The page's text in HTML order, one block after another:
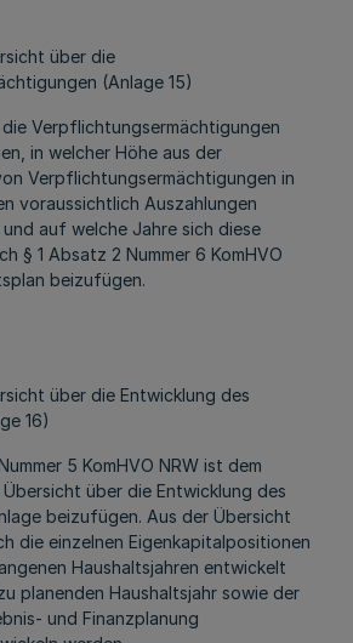
über die
(Anlage 15)
Verpflichtungsermächtigungen
in welcher Höhe aus der
Verpflichtungsermächtigungen in
voraussichtlich Auszahlungen
auf welche Jahre sich diese
§ 1 Absatz 2 Nummer 6 KomHVO
beizufügen.
über die Entwicklung des
16)
5 KomHVO NRW ist dem
über die Entwicklung des
beizufügen. Aus der Übersicht
die einzelnen Eigenkapitalpositionen
Haushaltsjahren entwickelt
planenden Haushaltsjahr sowie der
und Finanzplanung